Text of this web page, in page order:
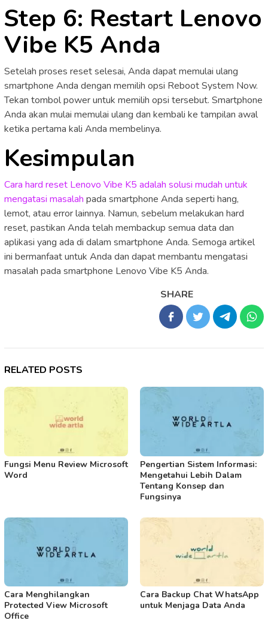
Step 6: Restart Lenovo
Vibe K5 Anda
Setelah proses reset selesai, Anda dapat memulai ulang
smartphone Anda dengan memilih opsi Reboot System Now.
Tekan tombol power untuk memilih opsi tersebut. Smartphone
Anda akan mulai memulai ulang dan kembali ke tampilan awal
ketika pertama kali Anda membelinya.
Kesimpulan
Cara hard reset Lenovo Vibe K5 adalah solusi mudah untuk
mengatasi masalah pada smartphone Anda seperti hang,
lemot, atau error lainnya. Namun, sebelum melakukan hard
reset, pastikan Anda telah membackup semua data dan
aplikasi yang ada di dalam smartphone Anda. Semoga artikel
ini bermanfaat untuk Anda dan dapat membantu mengatasi
masalah pada smartphone Lenovo Vibe K5 Anda.
SHARE
RELATED POSTS
Fungsi Menu Review Microsoft
Word
Pengertian Sistem Informasi:
Mengetahui Lebih Dalam
Tentang Konsep dan
Fungsinya
Cara Menghilangkan
Protected View Microsoft
Office
Cara Backup Chat WhatsApp
untuk Menjaga Data Anda